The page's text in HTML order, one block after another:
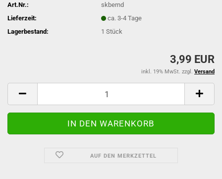
Art.Nr.:
skbernd
Lieferzeit:
ca. 3-4 Tage
Lagerbestand:
1Stück
3,99 EUR
inkl. 19% MwSt. zzgl. Versand
AUF DEN MERKZETTEL